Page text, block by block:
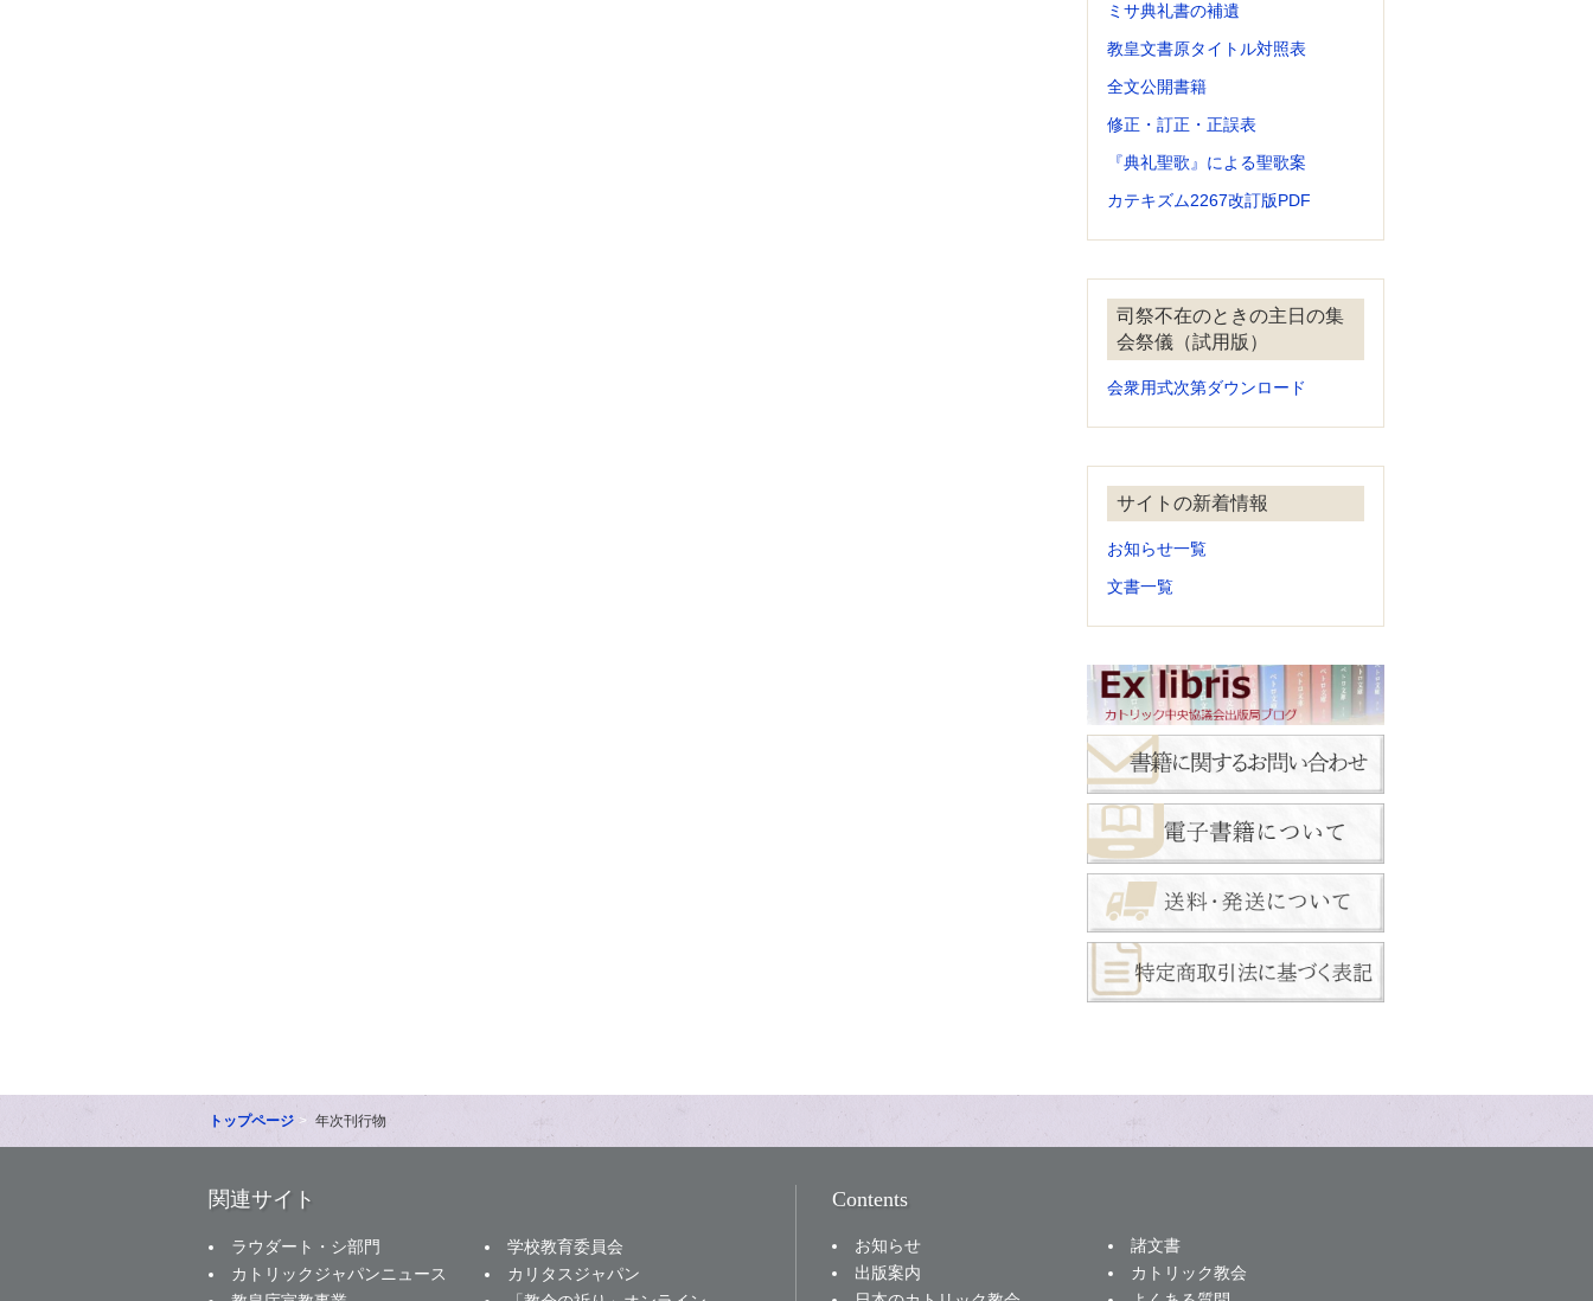
ミサ典礼書の補遺
教皇文書原タイトル対照表
全文公開書籍
修正・訂正・正誤表
『典礼聖歌』による聖歌案
カテキズム2267改訂版PDF
司祭不在のときの主日の集
会祭儀（試用版）
会衆用式次第ダウンロード
サイトの新着情報
お知らせ一覧
文書一覧
トップページ 年次刊行物
関連サイト
ラウダート・シ部門
学校教育委員会
カトリックジャパンニュース
カリタスジャパン
Contents
お知らせ
諸文書
出版案内
カトリック教会